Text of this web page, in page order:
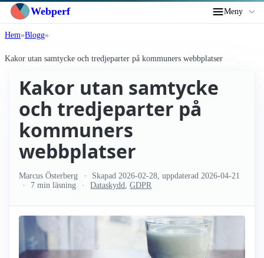
Webperf Meny
Hem Blogg
Kakor utan samtycke och tredjeparter på kommuners webbplatser
Kakor utan samtycke
och tredjeparter på
kommuners
webbplatser
Marcus Österberg Skapad 2026-02-28 , uppdaterad 2026-04-21
7 min läsning
Dataskydd ,GDPR